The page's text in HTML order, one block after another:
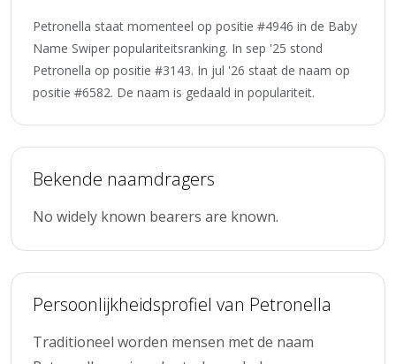
Petronella staat momenteel op positie #4946 in de Baby
Name Swiper populariteitsranking. In sep '25 stond
Petronella op positie #3143. In jul '26 staat de naam op
positie #6582. De naam is gedaald in populariteit.
Bekende naamdragers
No widely known bearers are known.
Persoonlijkheidsprofiel van Petronella
Traditioneel worden mensen met de naam